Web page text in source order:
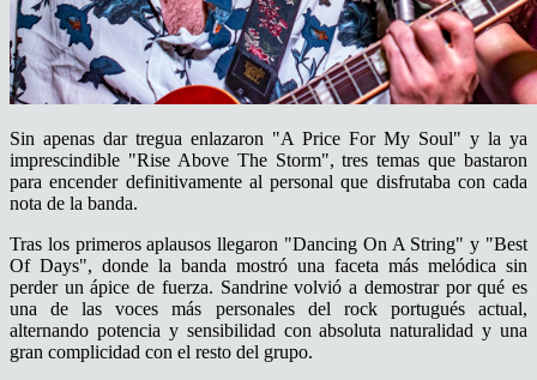
Sin apenas dar tregua enlazaron "A Price For My Soul" y la ya
imprescindible "Rise Above The Storm", tres temas que bastaron
para encender definitivamente al personal que disfrutaba con cada
nota de la banda.
Tras los primeros aplausos llegaron "Dancing On A String" y "Best
Of Days", donde la banda mostró una faceta más melódica sin
perder un ápice de fuerza. Sandrine volvió a demostrar por qué es
una de las voces más personales del rock portugués actual,
alternando potencia y sensibilidad con absoluta naturalidad y una
gran complicidad con el resto del grupo.